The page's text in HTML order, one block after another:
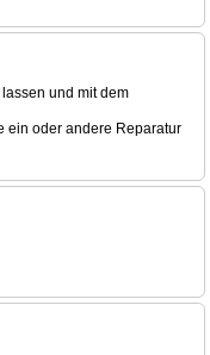
und mit dem
ein oder andere Reparatur